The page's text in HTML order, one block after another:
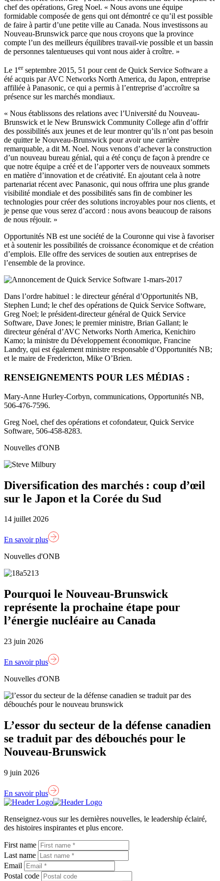
chef des opérations, Greg Noel. « Nous avons une équipe
formidable composée de gens qui ont démontré ce qu’il est possible
de faire à partir d’une petite ville au Canada. Nous investissons au
Nouveau-Brunswick parce que nous croyons que la province
compte l’un des meilleurs équilibres travail-vie possible et un bassin
de personnes talentueuses qui vont nous aider à croître. »
Le 1 erseptembre 2015, 51 pour cent de Quick Service Software a
été acquis par AVC Networks North America, du Japon, entreprise
affiliée à Panasonic, ce qui a permis à l’entreprise d’accroître sa
présence sur les marchés mondiaux.
« Nous établissons des relations avec l’Université du Nouveau-
Brunswick et le New Brunswick Community College afin d’offrir
des possibilités aux jeunes et de leur montrer qu’ils n’ont pas besoin
de quitter le Nouveau-Brunswick pour avoir une carrière
remarquable, a dit M. Noel. Nous venons d’achever la construction
d’un nouveau bureau génial, qui a été conçu de façon à prendre ce
que notre équipe a créé et de l’apporter vers de nouveaux sommets
en matière d’innovation et de créativité. En ajoutant cela à notre
partenariat récent avec Panasonic, qui nous offrira une plus grande
visibilité mondiale et des possibilités sans fin de combiner les
technologies pour créer des solutions incroyables pour nos clients, et
je pense que vous serez d’accord : nous avons beaucoup de raisons
de nous réjouir. »
Opportunités NB est une société de la Couronne qui vise à favoriser
et à soutenir les possibilités de croissance économique et de création
d’emplois. Elle offre des services de soutien aux entreprises de
l’ensemble de la province.
Dans l’ordre habituel : le directeur général d’Opportunités NB,
Stephen Lund; le chef des opérations de Quick Service Software,
Greg Noel; le président-directeur général de Quick Service
Software, Dave Jones; le premier ministre, Brian Gallant; le
directeur général d’AVC Networks North America, Kenichiro
Kamo; la ministre du Développement économique, Francine
Landry, qui est également ministre responsable d’Opportunités NB;
et le maire de Fredericton, Mike O’Brien.
RENSEIGNEMENTS POUR LES MÉDIAS :
Mary-Anne Hurley-Corbyn, communications, Opportunités NB,
506-476-7596.
Greg Noel, chef des opérations et cofondateur, Quick Service
Software, 506-458-8283.
Nouvelles d'ONB
Diversification des marchés : coup d’œil
sur le Japon et la Corée du Sud
14 juillet 2026
En savoir plus
Nouvelles d'ONB
Pourquoi le Nouveau-Brunswick
représente la prochaine étape pour
l’énergie nucléaire au Canada
23 juin 2026
En savoir plus
Nouvelles d'ONB
L’essor du secteur de la défense canadien
se traduit par des débouchés pour le
Nouveau-Brunswick
9 juin 2026
En savoir plus
Lien
d'accueil
Renseignez-vous sur les dernières nouvelles, le leadership éclairé,
des histoires inspirantes et plus encore.
First name
Last name
Email
Postal code